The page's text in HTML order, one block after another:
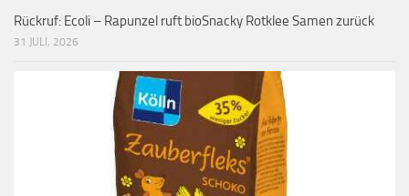
Rückruf: Ecoli – Rapunzel ruft bioSnacky Rotklee Samen zurück
31 JULI, 2026